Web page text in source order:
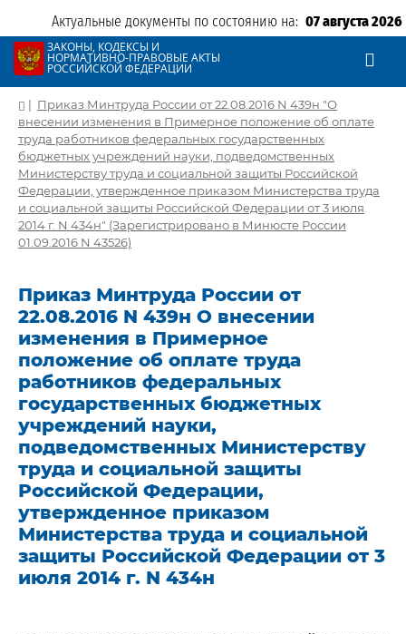
Актуальные документы по состоянию на: 07 августа 2026
ЗАКОНЫ, КОДЕКСЫ И
НОРМАТИВНО-ПРАВОВЫЕ АКТЫ
РОССИЙСКОЙ ФЕДЕРАЦИИ
| Приказ Минтруда России от 22.08.2016 N 439н "О
внесении изменения в Примерное положение об оплате
труда работников федеральных государственных
бюджетных учреждений науки, подведомственных
Министерству труда и социальной защиты Российской
Федерации, утвержденное приказом Министерства труда
и социальной защиты Российской Федерации от 3 июля
2014 г. N 434н" (Зарегистрировано в Минюсте России
01.09.2016 N 43526)
Приказ Минтруда России от
22.08.2016 N 439н О внесении
изменения в Примерное
положение об оплате труда
работников федеральных
государственных бюджетных
учреждений науки,
подведомственных Министерству
труда и социальной защиты
Российской Федерации,
утвержденное приказом
Министерства труда и социальной
защиты Российской Федерации от 3
июля 2014 г. N 434н